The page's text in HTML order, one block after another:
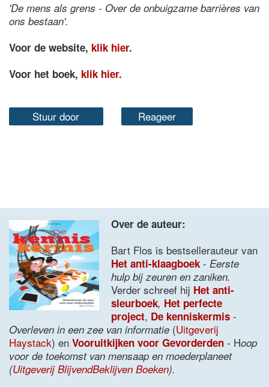
'De mens als grens - Over de onbuigzame barrières van
ons bestaan'.
Voor de website, klik hier.
Voor het boek, klik hier.
Stuur door Reageer
Over de auteur:
Bart Flos is bestsellerauteur van
Het anti-klaagboek - Eerste
hulp bij zeuren en zaniken.
Verder schreef hij Het anti-
sleurboek, Het perfecte
project, De kenniskermis -
Overleven in een zee van informatie (Uitgeverij
Haystack) en Vooruitkijken voor Gevorderden - Hoop
voor de toekomst van mensaap en moederplaneet
(Uitgeverij BlijvendBeklijven Boeken).